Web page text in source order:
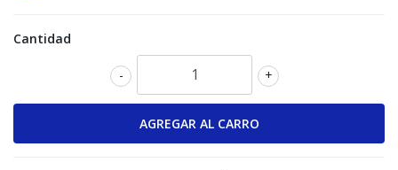
Cantidad
+
-